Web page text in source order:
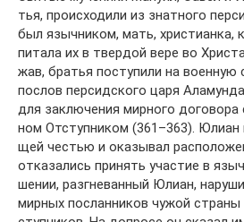
тья, про­ис­хо­ди­ли из знат­но­го
был языч­ни­ком, мать, хри­сти­ан­ка,
пи­та­ла их в твер­дой ве­ре во
жав, бра­тья по­сту­пи­ли на во­ен­ную
по­слов пер­сид­ско­го ца­ря
для за­клю­че­ния мир­но­го
ном От­ступ­ни­ком (361–363).
щей че­стью и ока­зы­вал
от­ка­за­лись при­нять уча­стие в
ше­нии, раз­гне­ван­ный Юли­ан,
мир­ных по­слан­ни­ков чу­жой